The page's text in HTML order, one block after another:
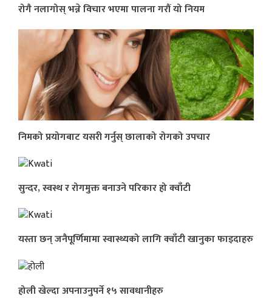
रोगै नलागोस् भन्ने विचार भएमा पालना गरौं यो नियम
निमको प्रयोगबाट यसरी गर्नुस् छालाको रोगको उपचार
सुन्दर, स्वस्थ र रोगमुक्त बनाउने परिकार हो क्वाँटी
यस्ता छन् जनैपूर्णिमामा स्वास्थ्यको लागि क्वाँटी खानुका फाइदाहरु
होली खेल्दा अपनाउनुपर्ने १५ सावधानीहरु